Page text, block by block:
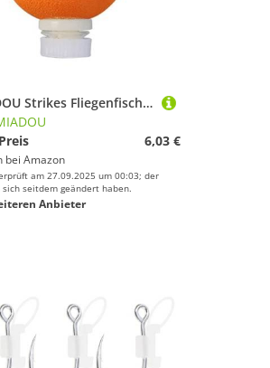
ZYMIADOU Strikes Fliegenfischen Pose Forellen Casting Drift Bobbers Bojen Auftriebsgerät Drift Float Indikatoren Einfach zu bedienendes Zubehör
6,03 €
bei Amazon
am 27.09.2025 um 00:03; der
sich seitdem geändert haben.
Anbieter